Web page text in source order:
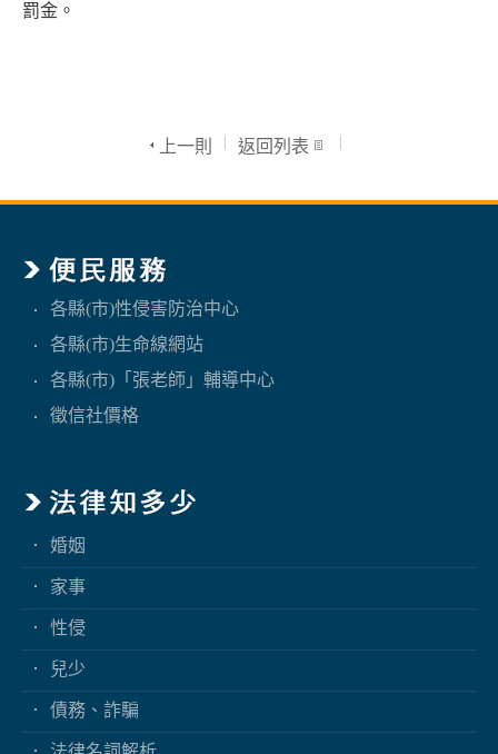
罰金。
上一則 返回列表
各縣(市)性侵害防治中心
各縣(市)生命線網站
各縣(市)「張老師」輔導中心
徵信社價格
婚姻
家事
性侵
兒少
債務、詐騙